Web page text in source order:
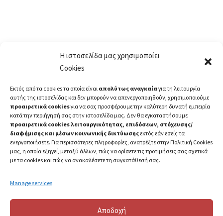
Η ιστοσελίδα μας χρησιμοποίει
Cookies
Εκτός από τα cookies τα οποία είναι απολύτως αναγκαίαγια τη λειτουργία
αυτής της ιστοσελίδας και δεν μπορούν να απενεργοποιηθούν, χρησιμοποιούμε
προαιρετικά cookiesγια να σας προσφέρουμε την καλύτερη δυνατή εμπειρία
κατά την περιήγησή σας στην ιστοσελίδα μας. Δεν θα εγκαταστήσουμε
προαιρετικά cookies λειτουργικότητας, επιδόσεων, στόχευσης/
διαφήμισης και μέσων κοινωνικής δικτύωσης εκτός εάν εσείς τα
ενεργοποιήσετε. Για περισσότερες πληροφορίες, ανατρέξτε στην Πολιτική Cookies
μας, η οποία εξηγεί, μεταξύ άλλων, πώς να ορίσετε τις προτιμήσεις σας σχετικά
με τα cookies και πώς να ανακαλέσετε τη συγκατάθεσή σας.
Manage services
Αποδοχή